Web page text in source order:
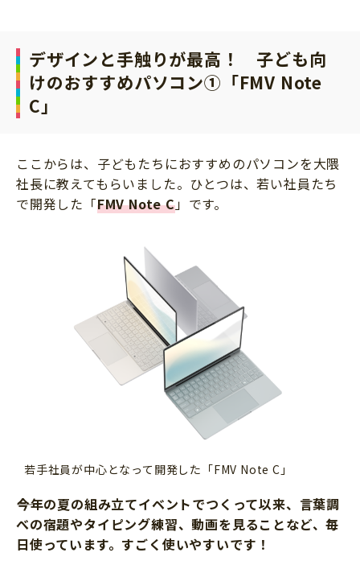
デザインと手触りが最高！ 子ども向
けのおすすめパソコン①「FMV Note
C」
ここからは、子どもたちにおすすめのパソコンを大隈
社長に教えてもらいました。ひとつは、若い社員たち
で開発した「FMV Note C」です。
若手社員が中心となって開発した「FMV Note C」
今年の夏の組み立てイベントでつくって以来、言葉調
べの宿題やタイピング練習、動画を見ることなど、毎
日使っています。すごく使いやすいです！